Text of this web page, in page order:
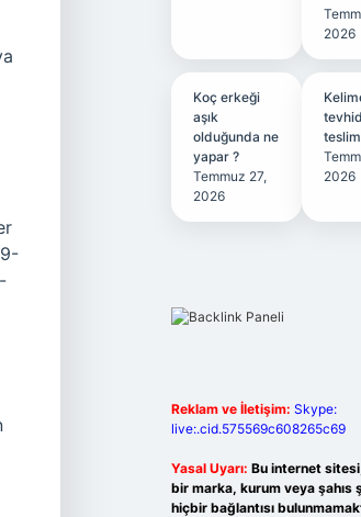
2026
Koç erkeği
aşık
olduğunda ne
yapar ?
Temmuz 27,
2026
2026
Reklam ve İletişim: Skype:
live:.cid.575569c608265c69
Yasal Uyarı: Bu internet
bir marka, kurum veya şahıs
hiçbir bağlantısı